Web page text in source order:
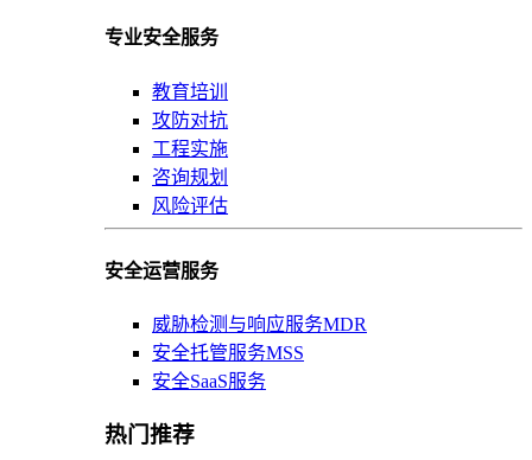
专业安全服务
教育培训
攻防对抗
工程实施
咨询规划
风险评估
安全运营服务
威胁检测与响应服务MDR
安全托管服务MSS
安全SaaS服务
热门推荐